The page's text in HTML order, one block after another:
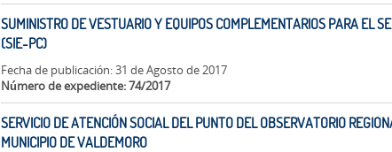
SUMINISTRO DE VESTUARIO Y EQUIPOS COMPLEMENTARIOS PARA EL
(SIE-PC)
Fecha de publicación: 31 de Agosto de 2017
Número de expediente: 74/2017
SERVICIO DE ATENCIÓN SOCIAL DEL PUNTO DEL OBSERVATORIO
MUNICIPIO DE VALDEMORO